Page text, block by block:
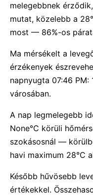
melegebbnek
mutat, közelebb a
most — 86%-os
Ma mérsékelt a
érzékenyek
napnyugta 07:46 PM:
városában.
A nap legmelegebb
None°C körüli
szokásosnál —
havi maximum 28°C
Később hűvösebb
értékekkel.